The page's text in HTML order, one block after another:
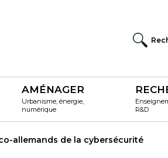
AMÉNAGER
Urbanisme, énergie,
numérique
R&D
allemands de la cybersécurité